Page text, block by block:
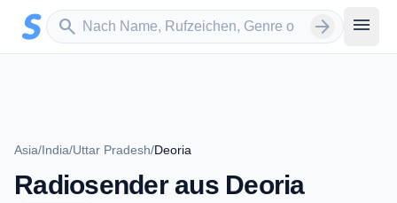
Zum Hauptinhalt springen
search
Sender suchen arrow_forward menu
Asia/India/Uttar Pradesh/Deoria
Radiosender aus Deoria